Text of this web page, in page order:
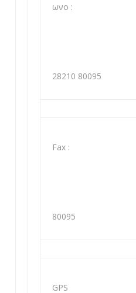
ωνο :
28210 80095
Fax :
80095
GPS